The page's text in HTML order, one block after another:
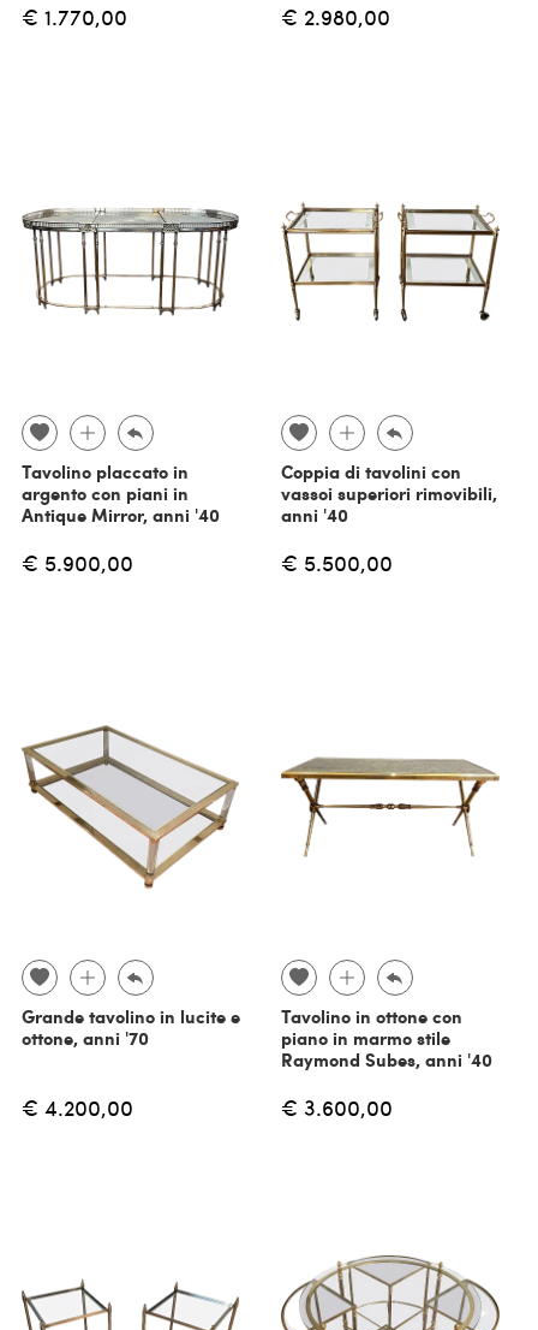
€ 1.770,00 € 2.980,00
Tavolino placcato in
argento con piani in
Antique Mirror, anni '40
€ 5.900,00
Coppia di tavolini con
vassoi superiori rimovibili,
anni '40
€ 5.500,00
Grande tavolino in lucite e
ottone, anni '70
€ 4.200,00
Tavolino in ottone con
piano in marmo stile
Raymond Subes, anni '40
€ 3.600,00